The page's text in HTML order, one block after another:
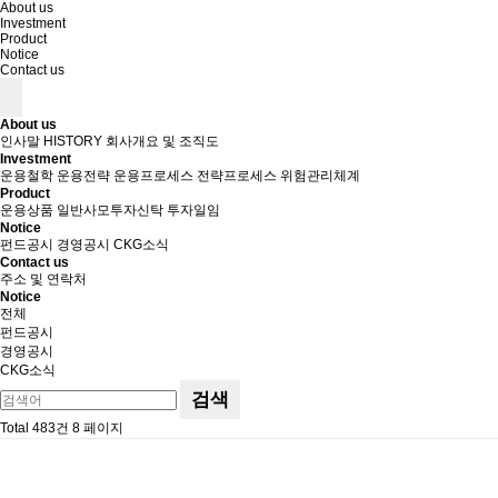
About us
Investment
Product
Notice
Contact us
About us
인사말 HISTORY 회사개요 및 조직도
Investment
운용철학 운용전략 운용프로세스 전략프로세스 위험관리체계
Product
운용상품 일반사모투자신탁 투자일임
Notice
펀드공시
경영공시 CKG소식
Contact us
주소 및 연락처
Notice
전체
펀드공시
경영공시
CKG소식
검색
Total 483건 8 페이지